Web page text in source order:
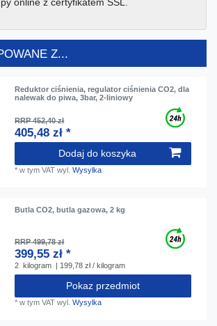
online z certyfikatem SSL.
Z...
Reduktor ciśnienia, regulator ciśnienia CO2, dla
nalewak do piwa, 3bar, 2-liniowy
RRP 452,40 zł
405,48 zł *
Dodaj do koszyka
*w tym VAT wyl.Wysylka
Butla CO2, butla gazowa, 2 kg
RRP 499,78 zł
399,55 zł *
2 kilogram | 199,78 zł / kilogram
Pokaz przedmiot
*w tym VAT wyl.Wysylka